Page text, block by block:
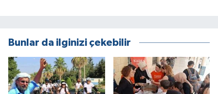
Bunlar da ilginizi çekebilir